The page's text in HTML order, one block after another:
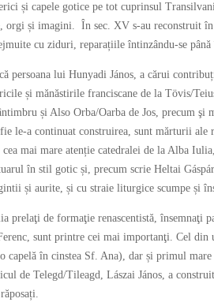
și capele gotice pe tot cuprinsul
orgi și imagini. În sec. XV s-au reconstruit
cu ziduri, reparațiile întinzându-se
persoana lui Hunyadi János, a cărui
și mănăstirile franciscane de la Tövis/
și Also Orba/Oarba de Jos, precum şi
le-a continuat construirea, sunt mărturii ale
cea mai mare atenție catedralei de la Alba
în stil gotic și, precum scrie Heltai
și aurite, și cu straie liturgice scumpe și
prelaţi de formaţie renascentistă, însemnaţi
sunt printre cei mai importanţi. Cel din
capelă în cinstea Sf. Ana), dar și primul
de Telegd/Tileagd, Lászai János, a
răposați.